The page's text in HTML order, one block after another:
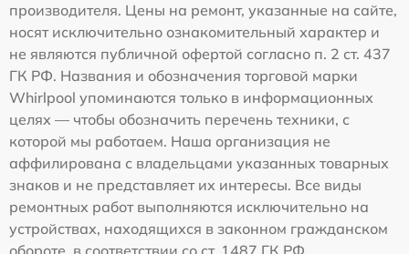
производителя. Цены на ремонт, указанные на сайте,
носят исключительно ознакомительный характер и
не являются публичной офертой согласно п. 2 ст. 437
ГК РФ. Названия и обозначения торговой марки
Whirlpool упоминаются только в информационных
целях — чтобы обозначить перечень техники, с
которой мы работаем. Наша организация не
аффилирована с владельцами указанных товарных
знаков и не представляет их интересы. Все виды
ремонтных работ выполняются исключительно на
устройствах, находящихся в законном гражданском